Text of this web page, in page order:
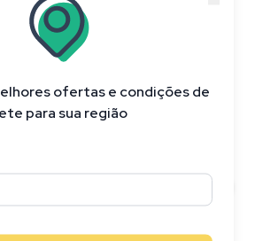
ofertas e condições de
para sua região